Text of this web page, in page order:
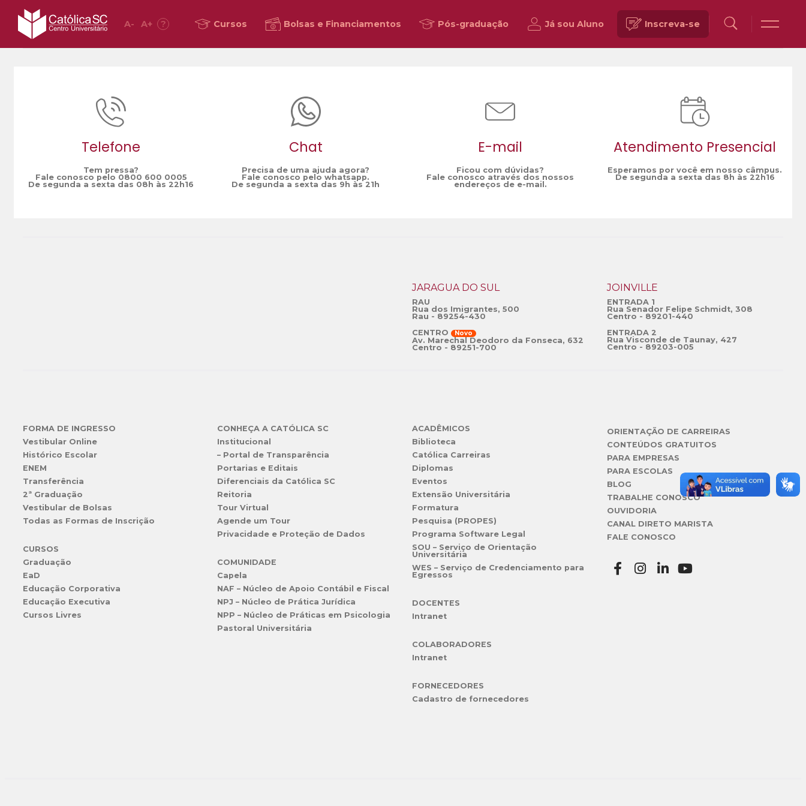
A- A+ ? Cursos Bolsas e Financiamentos Pós-graduação Já sou Aluno Inscreva-se
Home overposting
Telefone
Tem pressa?
Fale conosco pelo 0800 600 0005
De segunda a sexta das 08h às 22h16
Chat
Precisa de uma ajuda agora?
Fale conosco pelo whatsapp.
De segunda a sexta das 9h às 21h
E-mail
Ficou com dúvidas?
Fale conosco através dos nossos
endereços de e-mail.
Atendimento Presencial
Esperamos por você em nosso câmpus.
De segunda a sexta das 8h às 22h16
JARAGUÁ DO SUL
RAU
Rua dos Imigrantes, 500
Rau - 89254-430
CENTRO
Novo
Av. Marechal Deodoro da Fonseca, 632
Centro - 89251-700
JOINVILLE
ENTRADA 1
Rua Senador Felipe Schmidt, 308
Centro - 89201-440
ENTRADA 2
Rua Visconde de Taunay, 427
Centro - 89203-005
FORMA DE INGRESSO
Vestibular Online
Histórico Escolar
ENEM
Transferência
2ª Graduação
Vestibular de Bolsas
Todas as Formas de Inscrição
CURSOS
Graduação
EaD
Educação Corporativa
Educação Executiva
Cursos Livres
CONHEÇA A CATÓLICA SC
Institucional
– Portal de Transparência
Portarias e Editais
Diferenciais da Católica SC
Reitoria
Tour Virtual
Agende um Tour
Privacidade e Proteção de Dados
COMUNIDADE
Capela
NAF – Núcleo de Apoio Contábil e Fiscal
NPJ – Núcleo de Prática Jurídica
NPP – Núcleo de Práticas em Psicologia
Pastoral Universitária
ACADÊMICOS
Biblioteca
Católica Carreiras
Diplomas
Eventos
Extensão Universitária
Formatura
Pesquisa (PROPES)
Programa Software Legal
SOU – Serviço de Orientação
Universitária
WES – Serviço de Credenciamento para
Egressos
DOCENTES
Intranet
COLABORADORES
Intranet
FORNECEDORES
Cadastro de fornecedores
ORIENTAÇÃO DE CARREIRAS
CONTEÚDOS GRATUITOS
PARA EMPRESAS
PARA ESCOLAS
BLOG
TRABALHE CONOSCO
OUVIDORIA
CANAL DIRETO MARISTA
FALE CONOSCO